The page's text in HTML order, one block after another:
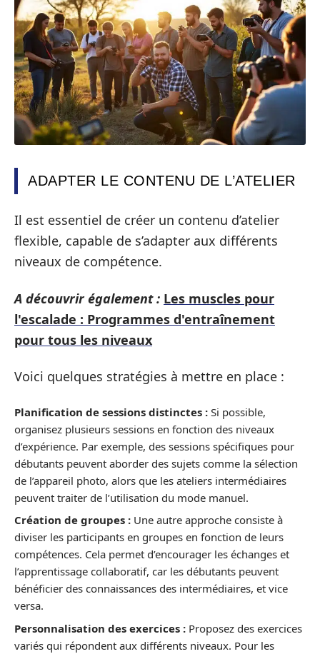
ADAPTER LE CONTENU DE L’ATELIER
Il est essentiel de créer un contenu d’atelier
flexible, capable de s’adapter aux différents
niveaux de compétence.
A découvrir également : Les muscles pour
l'escalade : Programmes d'entraînement
pour tous les niveaux
Voici quelques stratégies à mettre en place :
Planification de sessions distinctes : Si possible,
organisez plusieurs sessions en fonction des niveaux
d’expérience. Par exemple, des sessions spécifiques pour
débutants peuvent aborder des sujets comme la sélection
de l’appareil photo, alors que les ateliers intermédiaires
peuvent traiter de l’utilisation du mode manuel.
Création de groupes : Une autre approche consiste à
diviser les participants en groupes en fonction de leurs
compétences. Cela permet d’encourager les échanges et
l’apprentissage collaboratif, car les débutants peuvent
bénéficier des connaissances des intermédiaires, et vice
versa.
Personnalisation des exercices : Proposez des exercices
variés qui répondent aux différents niveaux. Pour les